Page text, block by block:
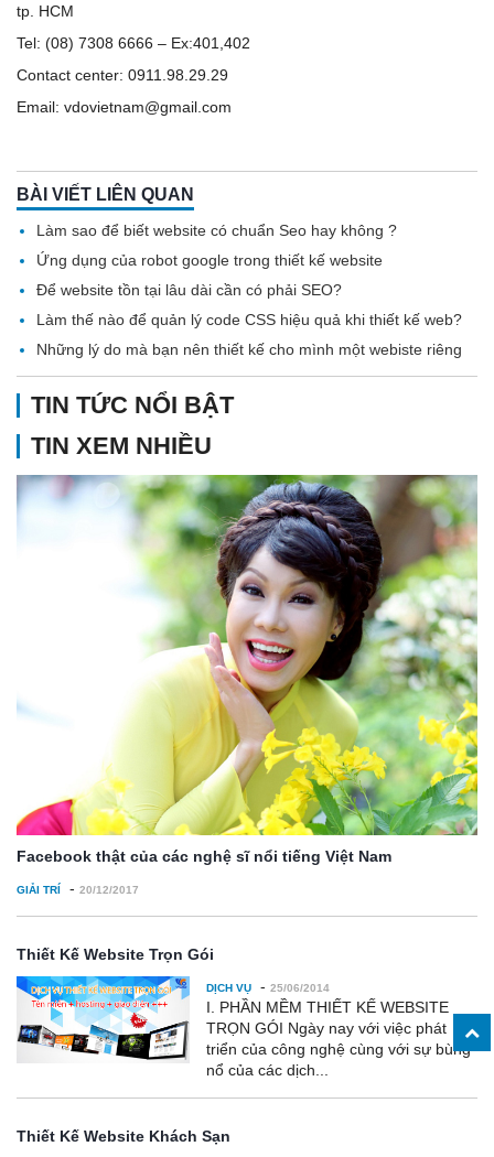
tp. HCM
Tel: (08) 7308 6666 – Ex:401,402
Contact center: 0911.98.29.29
Email: vdovietnam@gmail.com
BÀI VIẾT LIÊN QUAN
Làm sao để biết website có chuẩn Seo hay không ?
Ứng dụng của robot google trong thiết kế website
Để website tồn tại lâu dài cần có phải SEO?
Làm thế nào để quản lý code CSS hiệu quả khi thiết kế web?
Những lý do mà bạn nên thiết kế cho mình một webiste riêng
TIN TỨC NỔI BẬT
TIN XEM NHIỀU
Facebook thật của các nghệ sĩ nổi tiếng Việt Nam
GIẢI TRÍ - 20/12/2017
Thiết Kế Website Trọn Gói
DỊCH VỤ - 25/06/2014
I. PHẦN MỀM THIẾT KẾ WEBSITE
TRỌN GÓI Ngày nay với việc phát
triển của công nghệ cùng với sự bùng
nổ của các dịch...
Thiết Kế Website Khách Sạn